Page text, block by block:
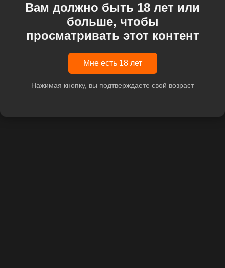
Вам должно быть 18 лет или
больше, чтобы
просматривать этот контент
Мне есть 18 лет
Нажимая кнопку, вы подтверждаете свой возраст